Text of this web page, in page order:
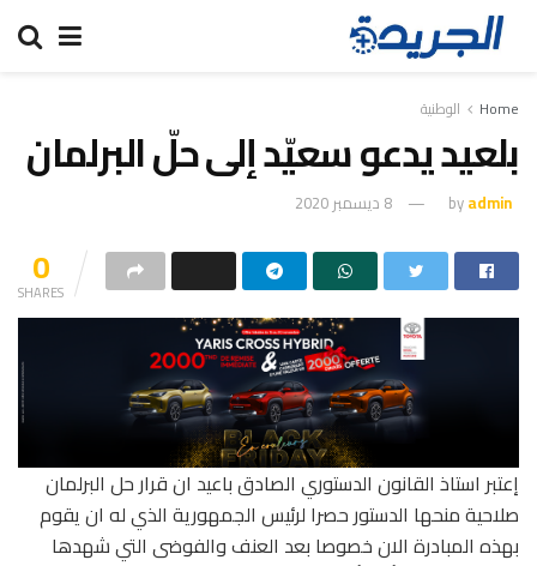
Home الوطنية
بلعيد يدعو سعيّد إلى حلّ البرلمان
byadmin 8 ديسمبر 2020
0
SHARES
إعتبر استاذ القانون الدستوري الصادق باعيد ان قرار حل البرلمان
صلاحية منحها الدستور حصرا لرئيس الجمهورية الذي له ان يقوم
بهذه المبادرة الان خصوصا بعد العنف والفوضى التي شهدها